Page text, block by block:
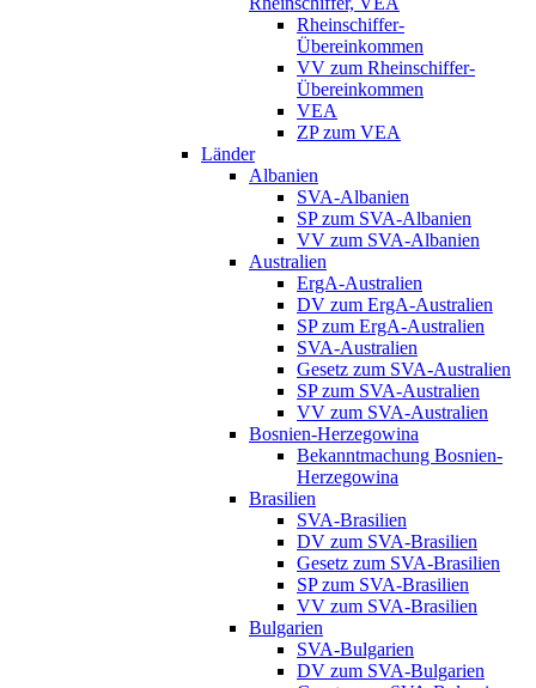
Rheinschiffer-
Übereinkommen
VV zum Rheinschiffer-
Übereinkommen
VEA
ZP zum VEA
Länder
Albanien
SVA-Albanien
SP zum SVA-Albanien
VV zum SVA-Albanien
Australien
ErgA-Australien
DV zum ErgA-Australien
SP zum ErgA-Australien
SVA-Australien
Gesetz zum SVA-Australien
SP zum SVA-Australien
VV zum SVA-Australien
Bosnien-Herzegowina
Bekanntmachung Bosnien-
Herzegowina
Brasilien
SVA-Brasilien
DV zum SVA-Brasilien
Gesetz zum SVA-Brasilien
SP zum SVA-Brasilien
VV zum SVA-Brasilien
Bulgarien
SVA-Bulgarien
DV zum SVA-Bulgarien